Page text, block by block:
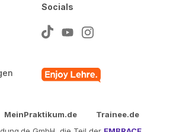
Socials
MeinPraktikum.de
Trainee.de